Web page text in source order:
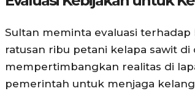
Sultan meminta evaluasi
ratusan ribu petani kelapa sawit
mempertimbangkan realitas di
pemerintah untuk menjaga